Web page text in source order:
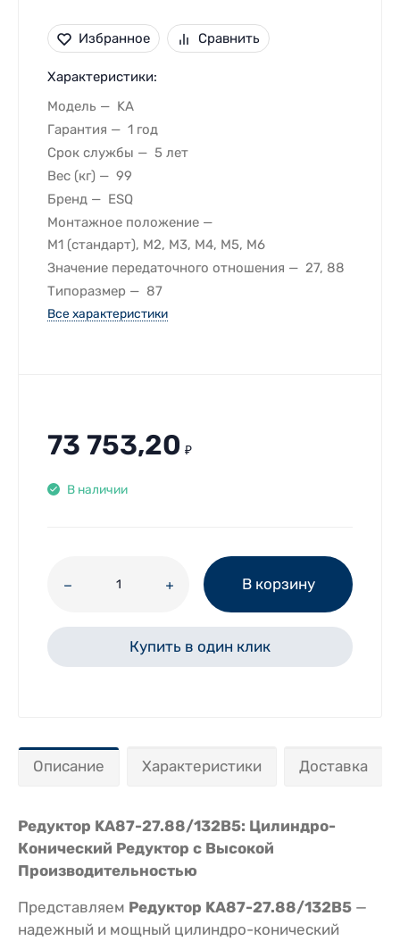
Избранное Сравнить
Характеристики:
Модель
KA
Гарантия
1 год
Срок службы
5 лет
Вес (кг)
99
Бренд
ESQ
Монтажное положение
M1 (стандарт), M2, M3, M4, M5, M6
Значение передаточного отношения
27, 88
Типоразмер
87
Все характеристики
73 753,20 ₽
В наличии
В корзину
Купить в один клик
Описание Характеристики Доставка
Редуктор KA87-27.88/132В5: Цилиндро-
Конический Редуктор с Высокой
Производительностью
Представляем Редуктор KA87-27.88/132В5 —
надежный и мощный цилиндро-конический